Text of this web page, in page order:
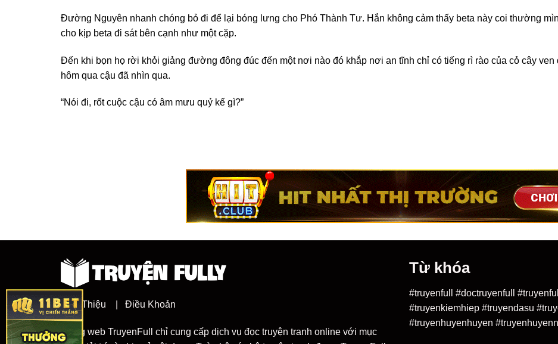
Đường Nguyên nhanh chóng bỏ đi để lại bóng lưng cho Phó Thành Tư. Hắn không cảm thấy beta này coi thường
cho kịp beta đi sát bên cạnh như một cặp.
Đến khi bọn họ rời khỏi giảng đường đông đúc đến một nơi nào đó khắp nơi an tĩnh chỉ có tiếng rì rào của cỏ cây
hôm qua cậu đã nhìn qua.
“Nói đi, rốt cuộc cậu có âm mưu quỷ kế gì?”
Giới Thiệu Điều Khoản
Trang web TruyenFull chỉ cung cấp dịch vụ đọc truyện tranh online với mục
Từ khóa
#truyenfull #doctruyenfull
#truyenkiemhiep #truyendasu
#truyenhuyenhuyen